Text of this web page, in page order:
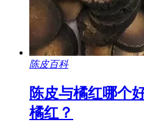
陈皮百科
陈皮与橘红哪个
橘红？